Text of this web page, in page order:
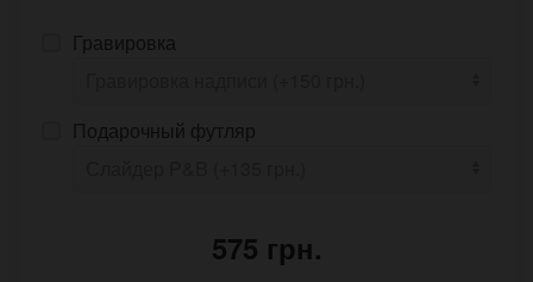
Гравировка
Подарочный футляр
575 грн.